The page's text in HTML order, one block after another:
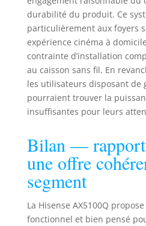
durabilité du produit. Ce
particulièrement aux foyers
expérience cinéma à
contrainte d’installation
au caisson sans fil. En
les utilisateurs disposant de
pourraient trouver la
insuffisantes pour leurs
Bilan —
une offre
segment
La Hisense AX5100Q
fonctionnel et bien pensé